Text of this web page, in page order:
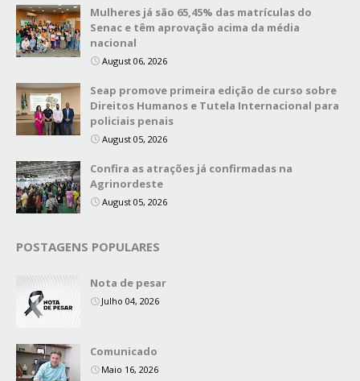
Mulheres já são 65,45% das matrículas do
Senac e têm aprovação acima da média
nacional
August 06, 2026
Seap promove primeira edição de curso sobre
Direitos Humanos e Tutela Internacional para
policiais penais
August 05, 2026
Confira as atrações já confirmadas na
Agrinordeste
August 05, 2026
POSTAGENS POPULARES
Nota de pesar
Julho 04, 2026
Comunicado
Maio 16, 2026